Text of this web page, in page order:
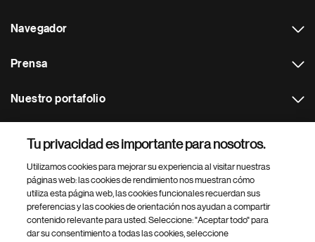
Navegador
Prensa
Nuestro portafolio
Footer Site Search
Tu privacidad es importante para nosotros.
Utilizamos cookies para mejorar su experiencia al visitar nuestras
páginas web: las cookies de rendimiento nos muestran cómo
utiliza esta página web, las cookies funcionales recuerdan sus
preferencias y las cookies de orientación nos ayudan a compartir
contenido relevante para usted. Seleccione: "Aceptar todo" para
dar su consentimiento a todas las cookies, seleccione